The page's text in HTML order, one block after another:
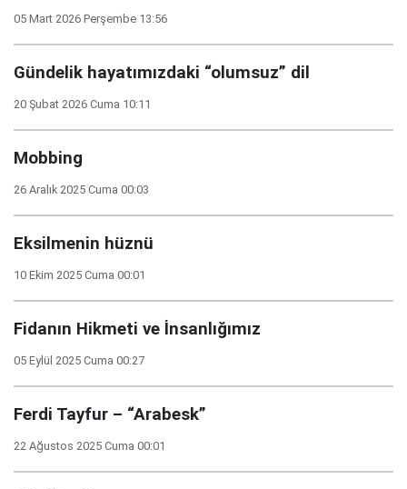
05 Mart 2026 Perşembe 13:56
Gündelik hayatımızdaki “olumsuz” dil
20 Şubat 2026 Cuma 10:11
Mobbing
26 Aralık 2025 Cuma 00:03
Eksilmenin hüznü
10 Ekim 2025 Cuma 00:01
Fidanın Hikmeti ve İnsanlığımız
05 Eylül 2025 Cuma 00:27
Ferdi Tayfur – “Arabesk”
22 Ağustos 2025 Cuma 00:01